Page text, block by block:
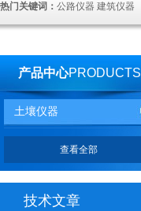
热门关键词： 公路仪器 建筑仪器
产品中心PRODUCTS
土壤仪器
查看全部
技术文章